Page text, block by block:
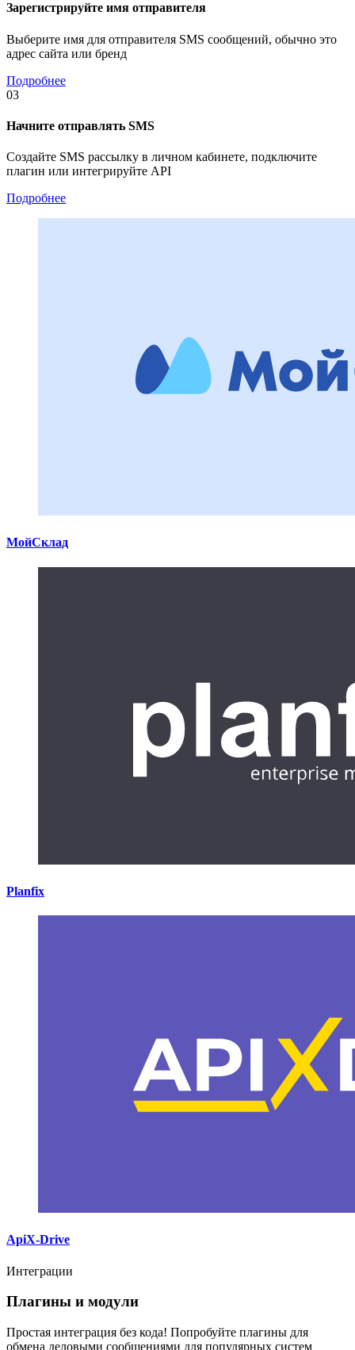
Зарегистрируйте имя отправителя
Выберите имя для отправителя SMS сообщений, обычно это
адрес сайта или бренд
Подробнее
03
Начните отправлять SMS
Создайте SMS рассылку в личном кабинете, подключите
плагин или интегрируйте API
Подробнее
МойСклад
Planfix
ApiX-Drive
Интеграции
Плагины и модули
Простая интеграция без кода! Попробуйте плагины для
обмена деловыми сообщениями для популярных систем